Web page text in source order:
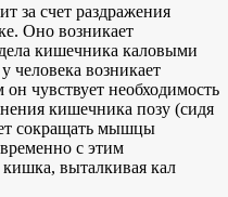
за счет раздражения
Оно возникает
кишечника каловыми
человека возникает
чувствует необходимость
кишечника позу (сидя
сокращать мышцы
с этим
выталкивая кал